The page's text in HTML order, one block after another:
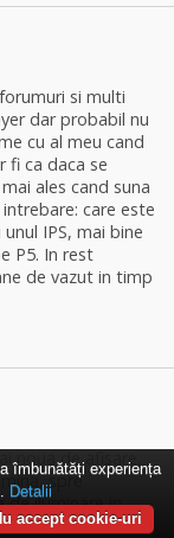
si multi
dar probabil nu
cu al meu cand
fi ca daca se
ales cand suna
care este
IPS, mai bine
P5. In rest
de vazut in timp
noua de afisare,
spre
de iluminare in
Efectul: niveluri
îmbunătăți experiența
Detalii
accept cookie-uri